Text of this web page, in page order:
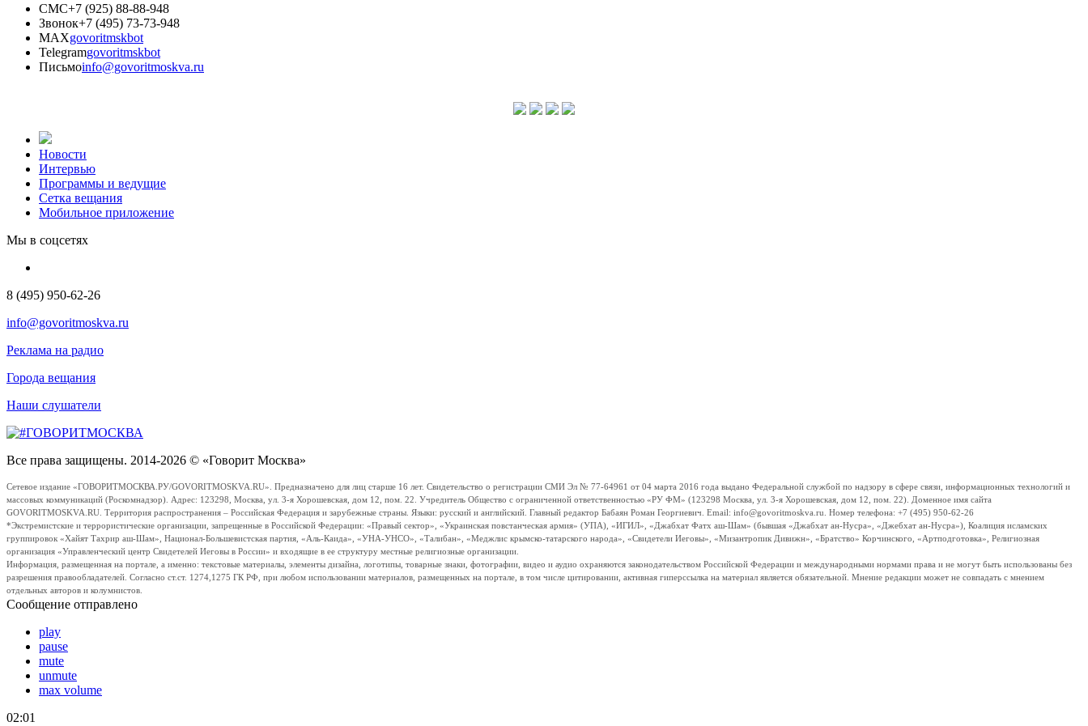
СМС+7 (925) 88-88-948
Звонок+7 (495) 73-73-948
MAXgovoritmskbot
Telegramgovoritmskbot
Письмоinfo@govoritmoskva.ru
Новости
Интервью
Программы и ведущие
Сетка вещания
Мобильное приложение
Мы в соцсетях
8 (495) 950-62-26
info@govoritmoskva.ru
Реклама на радио
Города вещания
Наши слушатели
Все права защищены. 2014-2026 © «Говорит Москва»
Сетевое издание «ГОВОРИТМОСКВА.РУ/GOVORITMOSKVA.RU». Предназначено для лиц старше 16 лет. Свидетельство о регистрации СМИ Эл № 77-64961 от 04 марта 2016 года выдано Федеральной службой по надзору в сфере связи, информационных технологий и
массовых коммуникаций (Роскомнадзор). Адрес: 123298, Москва, ул. 3-я Хорошевская, дом 12, пом. 22. Учредитель Общество с ограниченной ответственностью «РУ ФМ» (123298 Москва, ул. 3-я Хорошевская, дом 12, пом. 22). Доменное имя сайта
GOVORITMOSKVA.RU. Территория распространения – Российская Федерация и зарубежные страны. Языки: русский и английский. Главный редактор Бабаян Роман Георгиевич. Email: info@govoritmoskva.ru. Номер телефона: +7 (495) 950-62-26
*Экстремистские и террористические организации, запрещенные в Российской Федерации: «Правый сектор», «Украинская повстанческая армия» (УПА), «ИГИЛ», «Джабхат Фатх аш-Шам» (бывшая «Джабхат ан-Нусра», «Джебхат ан-Нусра»), Коалиция исламских
группировок «Хайят Тахрир аш-Шам», Национал-Большевистская партия, «Аль-Каида», «УНА-УНСО», «Талибан», «Меджлис крымско-татарского народа», «Свидетели Иеговы», «Мизантропик Дивижн», «Братство» Корчинского, «Артподготовка», Религиозная
организация «Управленческий центр Свидетелей Иеговы в России» и входящие в ее структуру местные религиозные организации.
Информация, размещенная на портале, а именно: текстовые материалы, элементы дизайна, логотипы, товарные знаки, фотографии, видео и аудио охраняются законодательством Российской Федерации и международными нормами права и не могут быть использованы без
разрешения правообладателей. Согласно ст.ст. 1274,1275 ГК РФ, при любом использовании материалов, размещенных на портале, в том числе цитировании, активная гиперссылка на материал является обязательной. Мнение редакции может не совпадать с мнением
отдельных авторов и колумнистов.
Сообщение отправлено
play
pause
mute
unmute
max volume
02:01